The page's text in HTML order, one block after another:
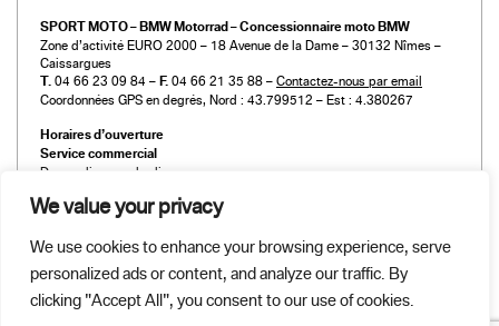
We value your privacy
We use cookies to enhance your browsing experience, serve
personalized ads or content, and analyze our traffic. By
clicking "Accept All", you consent to our use of cookies.
SPORT MOTO – BMW Motorrad – Concessionnaire moto BMW
Zone d’activité EURO 2000 – 18 Avenue de la Dame – 30132 Nîmes –
Caissargues
T. 04 66 23 09 84 – F. 04 66 21 35 88 – Contactez-nous par email
Coordonnées GPS en degrés, Nord : 43.799512 – Est : 4.380267
Horaires d’ouverture
Service commercial
Du mardi au vendredi :
Le samedi :
Du mardi au vendredi :
de 9h00 à 12h00 et de 14h00 à 19h00